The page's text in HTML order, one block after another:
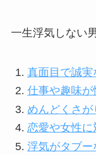
一生浮気しない
真面目で誠実
仕事や趣味が
めんどくさが
恋愛や女性に
浮気がタブー